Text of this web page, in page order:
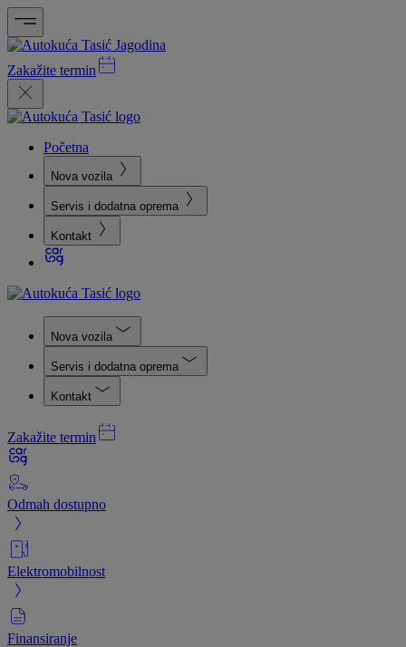
Zakažite termin
Početna
Nova vozila
Servis i dodatna oprema
Kontakt
Nova vozila
Servis i dodatna oprema
Kontakt
Zakažite termin
Odmah dostupno
Elektromobilnost
Finansiranje